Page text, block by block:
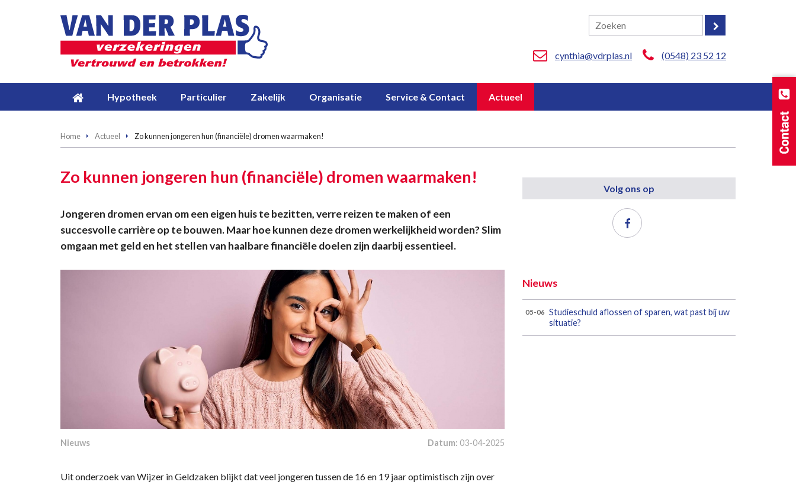
cynthia@vdrplas.nl (0548) 23 52 12
Hypotheek Particulier Zakelijk Organisatie Service & Contact Actueel
Home Actueel Zo kunnen jongeren hun (financiële) dromen waarmaken!
Zo kunnen jongeren hun (financiële) dromen waarmaken!
Jongeren dromen ervan om een eigen huis te bezitten, verre reizen te maken of een
succesvolle carrière op te bouwen. Maar hoe kunnen deze dromen werkelijkheid worden? Slim
omgaan met geld en het stellen van haalbare financiële doelen zijn daarbij essentieel.
Nieuws Datum: 03-04-2025
Uit onderzoek van Wijzer in Geldzaken blijkt dat veel jongeren tussen de 16 en 19 jaar optimistisch zijn over
Volg ons op
Nieuws
05-06
Studieschuld aflossen of sparen, wat past bij uw
situatie?